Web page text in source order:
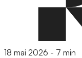
18 mai 2026 - 7 min